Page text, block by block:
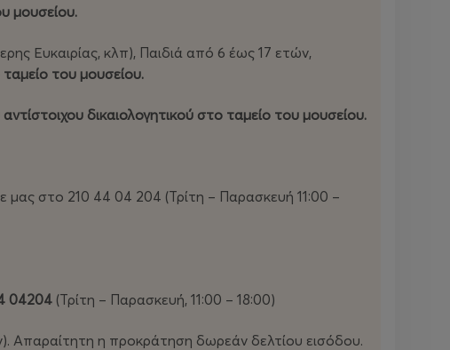
μουσείου.
Ευκαιρίας, κλπ), Παιδιά από 6 έως 17 ετών,
ταμείο του μουσείου.
αντίστοιχου δικαιολογητικού στο ταμείο του μουσείου.
μας στο 210 44 04 204 (Τρίτη – Παρασκευή 11:00 –
04204 (Τρίτη – Παρασκευή, 11:00 – 18:00)
Απαραίτητη η προκράτηση δωρεάν δελτίου εισόδου.